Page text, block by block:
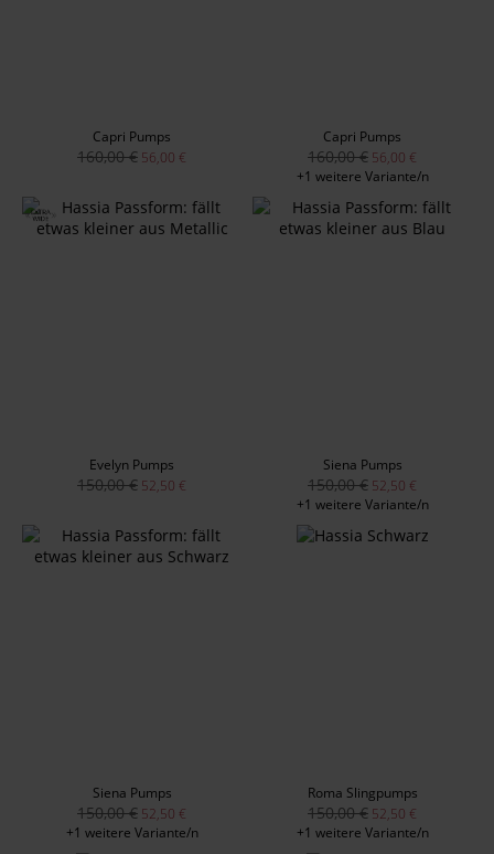
Capri Pumps
160,00 € 56,00 €
Capri Pumps
160,00 € 56,00 €
+1 weitere Variante/n
Evelyn Pumps
150,00 € 52,50 €
Siena Pumps
150,00 € 52,50 €
+1 weitere Variante/n
Siena Pumps
150,00 € 52,50 €
+1 weitere Variante/n
Roma Slingpumps
150,00 € 52,50 €
+1 weitere Variante/n